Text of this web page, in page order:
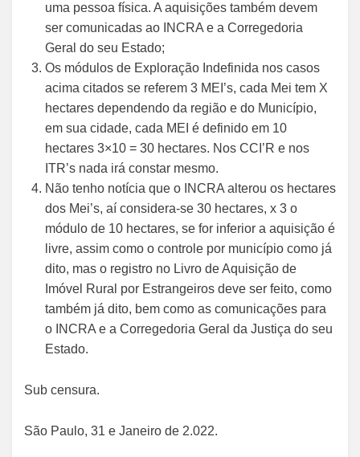
uma pessoa física. A aquisições também devem
ser comunicadas ao INCRA e a Corregedoria
Geral do seu Estado;
Os módulos de Exploração Indefinida nos casos
acima citados se referem 3 MEI’s, cada Mei tem X
hectares dependendo da região e do Município,
em sua cidade, cada MEI é definido em 10
hectares 3×10 = 30 hectares. Nos CCI’R e nos
ITR’s nada irá constar mesmo.
Não tenho notícia que o INCRA alterou os hectares
dos Mei’s, aí considera-se 30 hectares, x 3 o
módulo de 10 hectares, se for inferior a aquisição é
livre, assim como o controle por município como já
dito, mas o registro no Livro de Aquisição de
Imóvel Rural por Estrangeiros deve ser feito, como
também já dito, bem como as comunicações para
o INCRA e a Corregedoria Geral da Justiça do seu
Estado.
Sub censura.
São Paulo, 31 e Janeiro de 2.022.